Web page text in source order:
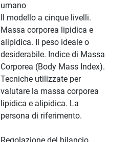
umano
Il modello a cinque livelli.
Massa corporea lipidica e
alipidica. Il peso ideale o
desiderabile. Indice di Massa
Corporea (Body Mass Index).
Tecniche utilizzate per
valutare la massa corporea
lipidica e alipidica. La
persona di riferimento.